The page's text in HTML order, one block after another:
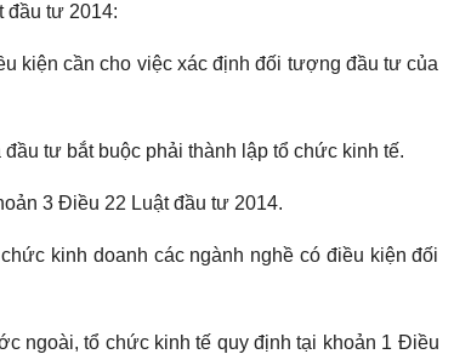
đầu tư 2014:
kiện cần cho việc xác định đối tượng đầu tư của
tư bắt buộc phải thành lập tổ chức kinh tế.
3 Điều 22 Luật đầu tư 2014.
kinh doanh các ngành nghề có điều kiện đối
ngoài, tổ chức kinh tế quy định tại khoản 1 Điều